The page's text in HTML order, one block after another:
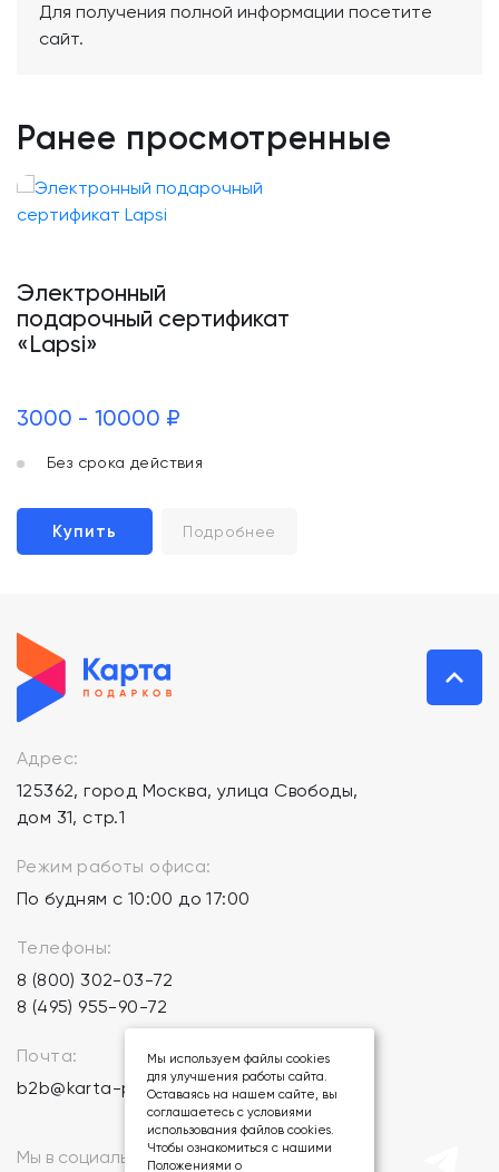
Для получения полной информации посетите
сайт.
Ранее просмотренные
Электронный
подарочный сертификат
«Lapsi»
3000 - 10000 ₽
Без срока действия
Купить Подробнее
Адрес:
125362, город Москва, улица Свободы,
дом 31, стр.1
Режим работы офиса:
По будням с 10:00 до 17:00
Телефоны:
8 (800) 302-03-72
8 (495) 955-90-72
Почта:
b2b@karta-podarkov.ru
Мы в социальных сетях:
Мы используем файлы cookies
для улучшения работы сайта.
Оставаясь на нашем сайте, вы
соглашаетесь с условиями
использования файлов cookies.
Чтобы ознакомиться с нашими
Положениями о